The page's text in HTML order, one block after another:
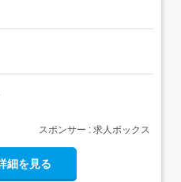
月給額に下記の一律手当含むエ
スポンサー : 求人ボックス
細を見る